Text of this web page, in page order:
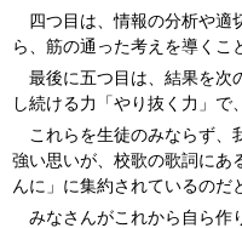
四つ目は、情報の分析や適
ら、筋の通った考えを導くこ
最後に五つ目は、結果を次
し続ける力「やり抜く力」で
これらを生徒のみならず、
強い思いが、校歌の歌詞に
んに」に集約されているのだ
みなさんがこれから自ら作